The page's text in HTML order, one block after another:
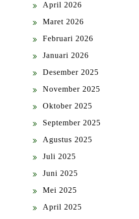
April 2026
Maret 2026
Februari 2026
Januari 2026
Desember 2025
November 2025
Oktober 2025
September 2025
Agustus 2025
Juli 2025
Juni 2025
Mei 2025
April 2025